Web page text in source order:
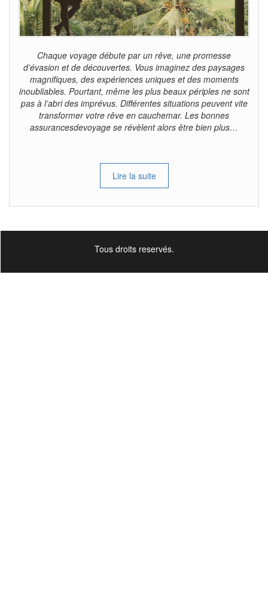
Chaque voyage débute par un rêve, une promesse
d’évasion et de découvertes. Vous imaginez des paysages
magnifiques, des expériences uniques et des moments
inoubliables. Pourtant, même les plus beaux périples ne sont
pas à l’abri des imprévus. Différentes situations peuvent vite
transformer votre rêve en cauchemar. Les bonnes
assurancesdevoyage se révèlent alors être bien plus…
Lire la suite
Tous droits reservés.